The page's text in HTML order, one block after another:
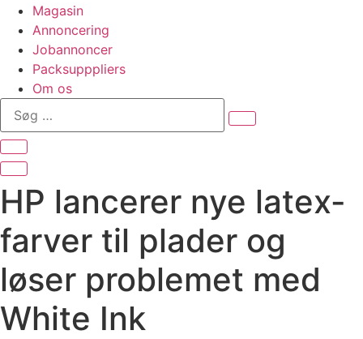
Magasin
Annoncering
Jobannoncer
Packsupppliers
Om os
Søg
HP lancerer nye latex-
farver til plader og
løser problemet med
White Ink